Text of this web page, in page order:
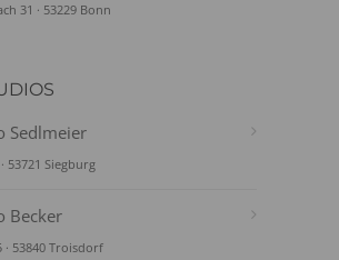
31 · 53229 Bonn
Sedlmeier
53721 Siegburg
Becker
· 53840 Troisdorf